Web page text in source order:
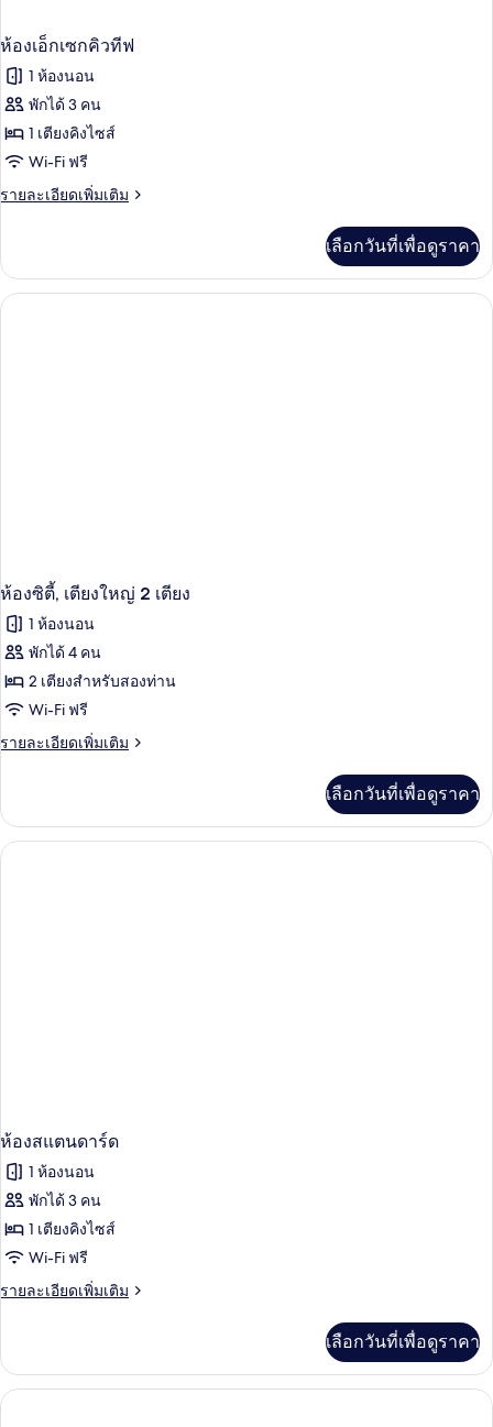
ห้องเอ็กเซกคิวทีฟ
1 ห้องนอน
พักได้ 3 คน
1 เตียงคิงไซส์
Wi-Fi ฟรี
รายละเอียดเพิ่มเติม
ราย
เกี่ยว
กับ
ห้อง
เลือกวันที่เพื่อดูราคา
ห้องซิตี้, เตียงใหญ่ 2 เตียง
1 ห้องนอน
พักได้ 4 คน
2 เตียงสำหรับสองท่าน
Wi-Fi ฟรี
รายละเอียดเพิ่มเติม
ราย
เกี่ยว
กับ
ห้อง
เลือกวันที่เพื่อดูราคา
ห้องสแตนดาร์ด
1 ห้องนอน
พักได้ 3 คน
1 เตียงคิงไซส์
Wi-Fi ฟรี
รายละเอียดเพิ่มเติม
ราย
เกี่ยว
กับ
ห้อง
เลือกวันที่เพื่อดูราคา